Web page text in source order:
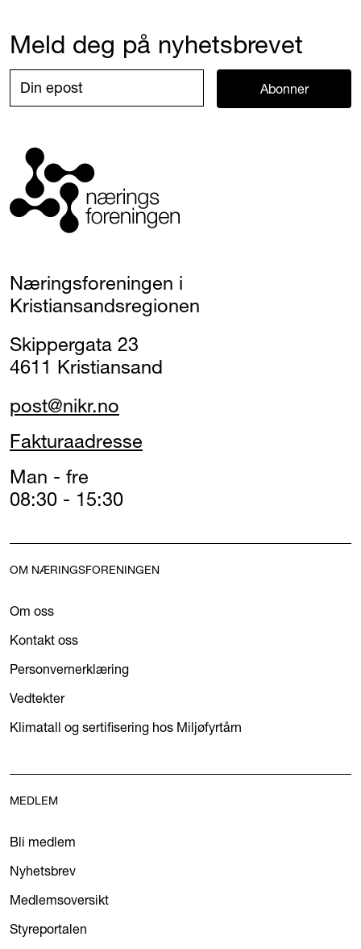
Meld deg på nyhetsbrevet
Abonner
Næringsforeningen i
Kristiansandsregionen
Skippergata 23
4611 Kristiansand
post@nikr.no
Fakturaadresse
Man - fre
08:30 - 15:30
OM NÆRINGSFORENINGEN
Om oss
Kontakt oss
Personvernerklæring
Vedtekter
Klimatall og sertifisering hos Miljøfyrtårn
MEDLEM
Bli medlem
Nyhetsbrev
Medlemsoversikt
Styreportalen